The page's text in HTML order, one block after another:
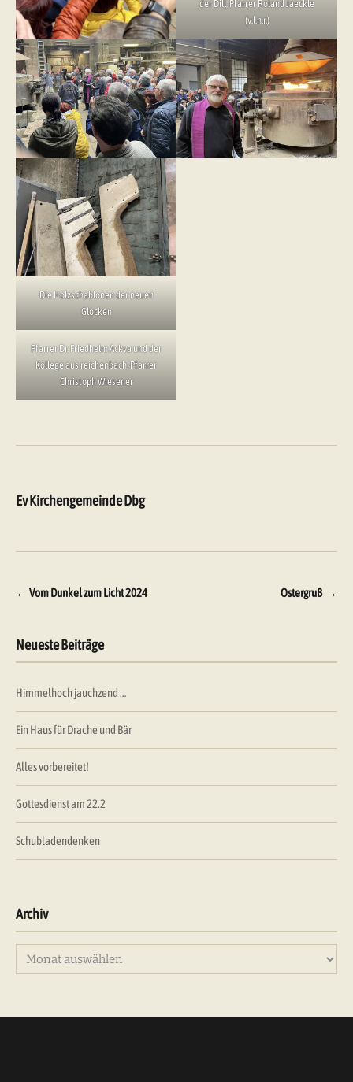
der Dill, Pfarrer Roland Jaeckle
(v.l.n.r.)
Die Holzschablonen der neuen
Glocken
Pfarrer Dr. Friedhelm Ackva und der
Kollege aus reichenbach, Pfarrer
Christoph Wiesener
Ev Kirchengemeinde Dbg
Beitragsnavigation
← Vom Dunkel zum Licht 2024 Ostergruß →
Neueste Beiträge
Himmelhoch jauchzend …
Ein Haus für Drache und Bär
Alles vorbereitet!
Gottesdienst am 22.2
Schubladendenken
Archiv
Archiv